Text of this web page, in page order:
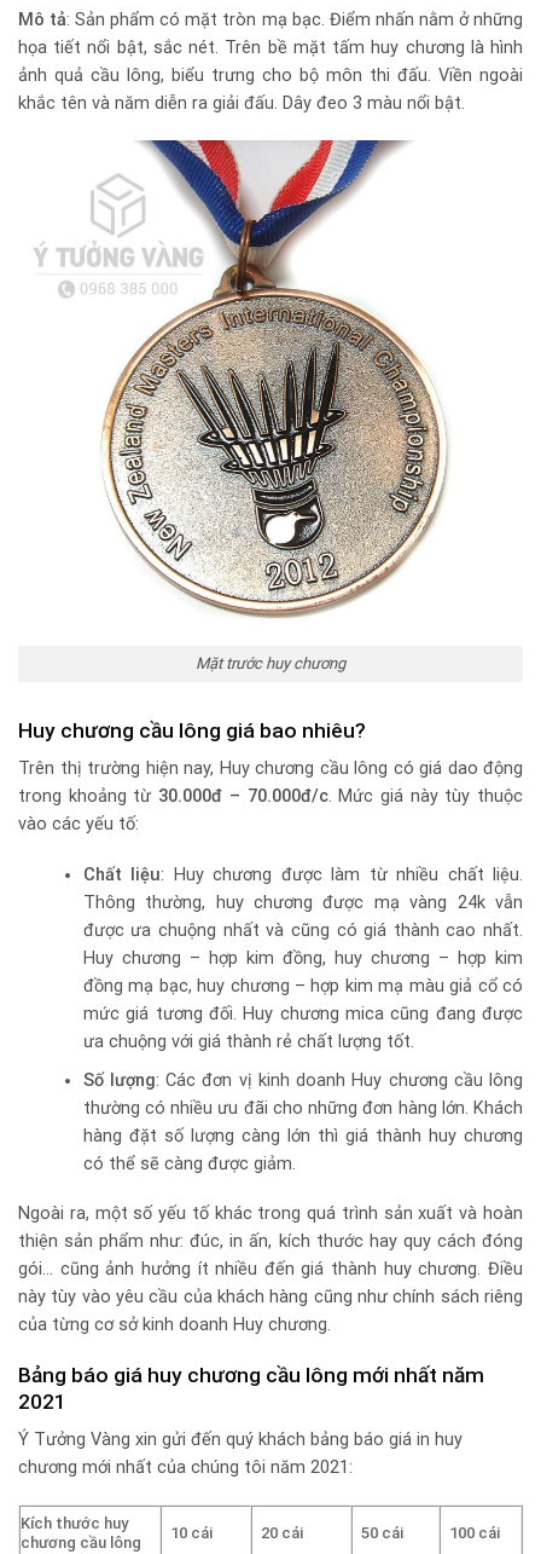
Mô tả: Sản phẩm có mặt tròn mạ bạc. Điểm nhấn nằm ở những
họa tiết nổi bật, sắc nét. Trên bề mặt tấm huy chương là hình
ảnh quả cầu lông, biểu trưng cho bộ môn thi đấu. Viền ngoài
khắc tên và năm diễn ra giải đấu. Dây đeo 3 màu nổi bật.
Mặt trước huy chương
Huy chương cầu lông giá bao nhiêu?
Trên thị trường hiện nay, Huy chương cầu lông có giá dao động
trong khoảng từ 30.000đ – 70.000đ/c. Mức giá này tùy thuộc
vào các yếu tố:
Chất liệu: Huy chương được làm từ nhiều chất liệu.
Thông thường, huy chương được mạ vàng 24k vẫn
được ưa chuộng nhất và cũng có giá thành cao nhất.
Huy chương – hợp kim đồng, huy chương – hợp kim
đồng mạ bạc, huy chương – hợp kim mạ màu giả cổ có
mức giá tương đối. Huy chương mica cũng đang được
ưa chuộng với giá thành rẻ chất lượng tốt.
Số lượng: Các đơn vị kinh doanh Huy chương cầu lông
thường có nhiều ưu đãi cho những đơn hàng lớn. Khách
hàng đặt số lượng càng lớn thì giá thành huy chương
có thể sẽ càng được giảm.
Ngoài ra, một số yếu tố khác trong quá trình sản xuất và hoàn
thiện sản phẩm như: đúc, in ấn, kích thước hay quy cách đóng
gói… cũng ảnh hưởng ít nhiều đến giá thành huy chương. Điều
này tùy vào yêu cầu của khách hàng cũng như chính sách riêng
của từng cơ sở kinh doanh Huy chương.
Bảng báo giá huy chương cầu lông mới nhất năm
2021
Ý Tưởng Vàng xin gửi đến quý khách bảng báo giá in huy
chương mới nhất của chúng tôi năm 2021:
Kích thước huy
chương cầu lông
10 cái 20 cái 50 cái 100 cái